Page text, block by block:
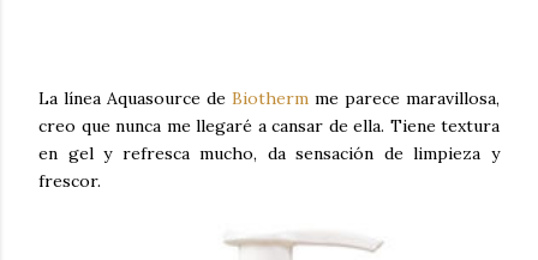
La línea Aquasource de Biotherm me parece maravillosa,
creo que nunca me llegaré a cansar de ella. Tiene textura
en gel y refresca mucho, da sensación de limpieza y
frescor.